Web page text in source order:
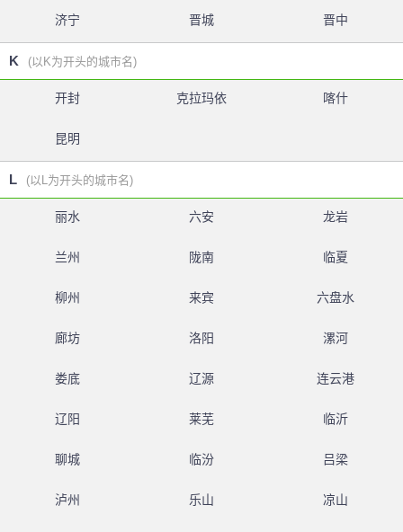
济宁 晋城 晋中
K (以K为开头的城市名)
开封 克拉玛依 喀什
昆明
L (以L为开头的城市名)
丽水 六安 龙岩
兰州 陇南 临夏
柳州 来宾 六盘水
廊坊 洛阳 漯河
娄底 辽源 连云港
辽阳 莱芜 临沂
聊城 临汾 吕梁
泸州 乐山 凉山